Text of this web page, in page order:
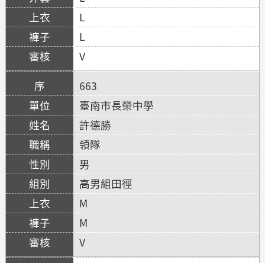
L
L
V
663
臺南市長榮中學
許德勝
領隊
男
高男組田徑
M
M
V